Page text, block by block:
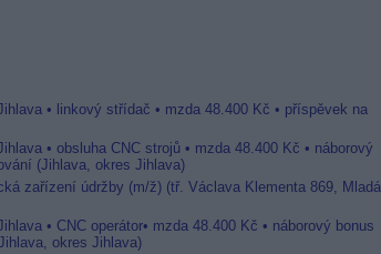
• linkový střídač • mzda 48.400 Kč • příspěvek na
• obsluha CNC strojů • mzda 48.400 Kč • náborový
(Jihlava, okres Jihlava)
zařízení údržby (m/ž) (tř. Václava Klementa 869, Mladá
• CNC operátor• mzda 48.400 Kč • náborový bonus
okres Jihlava)